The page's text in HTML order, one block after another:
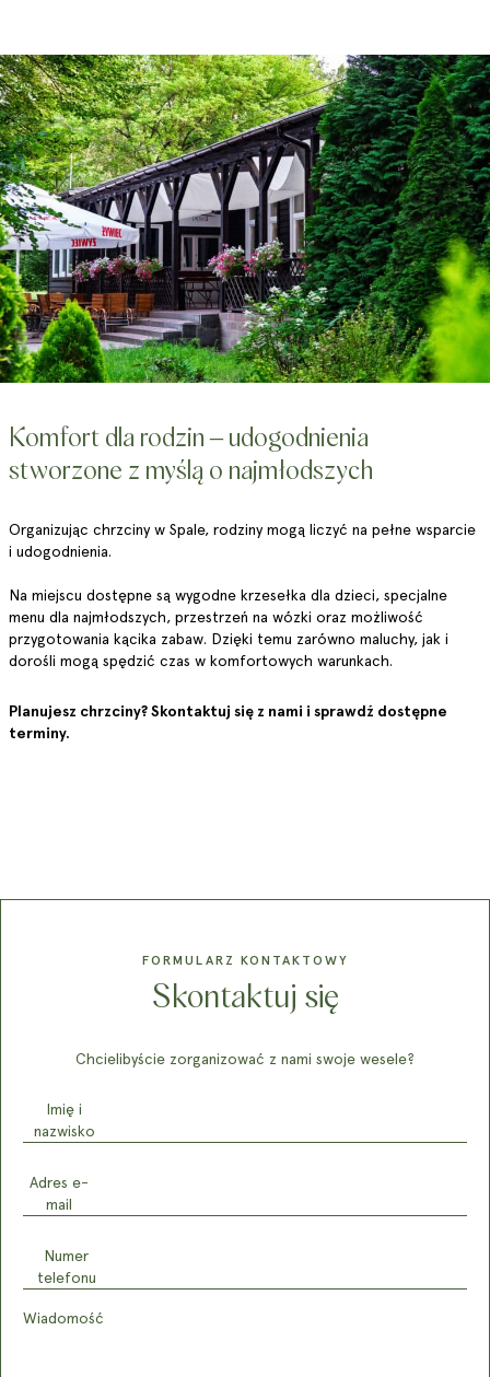
Komfort dla rodzin – udogodnienia
stworzone z myślą o najmłodszych
Organizując chrzciny w Spale, rodziny mogą liczyć na pełne wsparcie
i udogodnienia.
Na miejscu dostępne są wygodne krzesełka dla dzieci, specjalne
menu dla najmłodszych, przestrzeń na wózki oraz możliwość
przygotowania kącika zabaw. Dzięki temu zarówno maluchy, jak i
dorośli mogą spędzić czas w komfortowych warunkach.
Planujesz chrzciny? Skontaktuj się z nami i sprawdź dostępne
terminy.
FORMULARZ KONTAKTOWY
Skontaktuj się
Chcielibyście zorganizować z nami swoje wesele?
Imię i
nazwisko
Adres e-
mail
Numer
telefonu
Wiadomość